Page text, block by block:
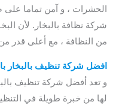
الحشرات ، و آمن تماما على
شركة نظافة بالبخار. لأن
من النظافة ، مع أعلى قدر من
افضل شركة تنظيف بالبخار
و تعد أفضل شركة تنظيف
لها من خبرة طويلة في